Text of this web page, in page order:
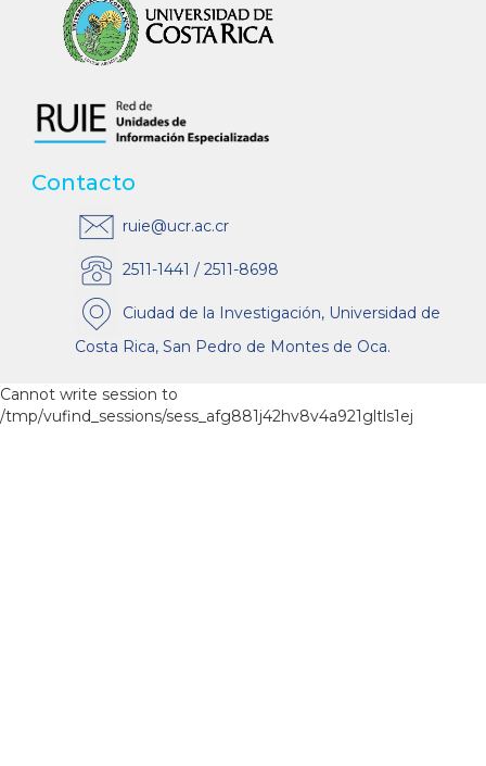
Contacto
ruie@ucr.ac.cr
2511-1441 / 2511-8698
Ciudad de la Investigación, Universidad de
Costa Rica, San Pedro de Montes de Oca.
Cannot write session to
/tmp/vufind_sessions/sess_afg881j42hv8v4a921gltls1ej